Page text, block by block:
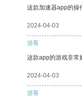
这款加速器app的操
2024-04-03
游客
这款app的游戏非常
2024-04-03
游客